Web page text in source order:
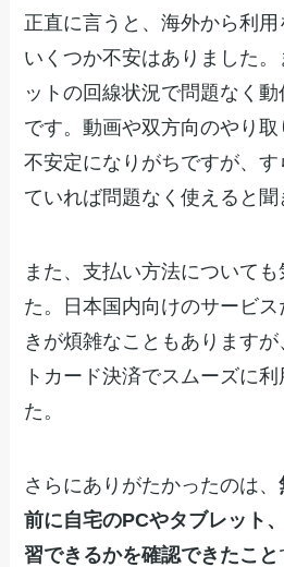
正直に言うと、海外から利
いくつか不安はありました
ットの回線状況で問題なく
です。動画や双方向のやり
不安定になりがちですが、
ていれば問題なく使えると聞
また、支払い方法について
た。日本国内向けのサービ
きが煩雑なこともあります
トカード決済でスムーズに
た。
さらにありがたかったのは、
前に自宅のPCやタブレット
習できるかを確認できたこと